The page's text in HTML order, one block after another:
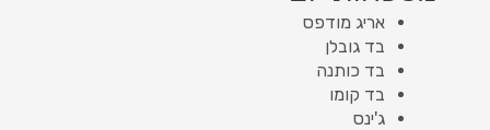
אריג מודפס
בד גובלן
בד כותנה
בד קומו
ג'ינס